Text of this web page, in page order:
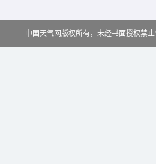
中国天气网版权所有，未经书面授权